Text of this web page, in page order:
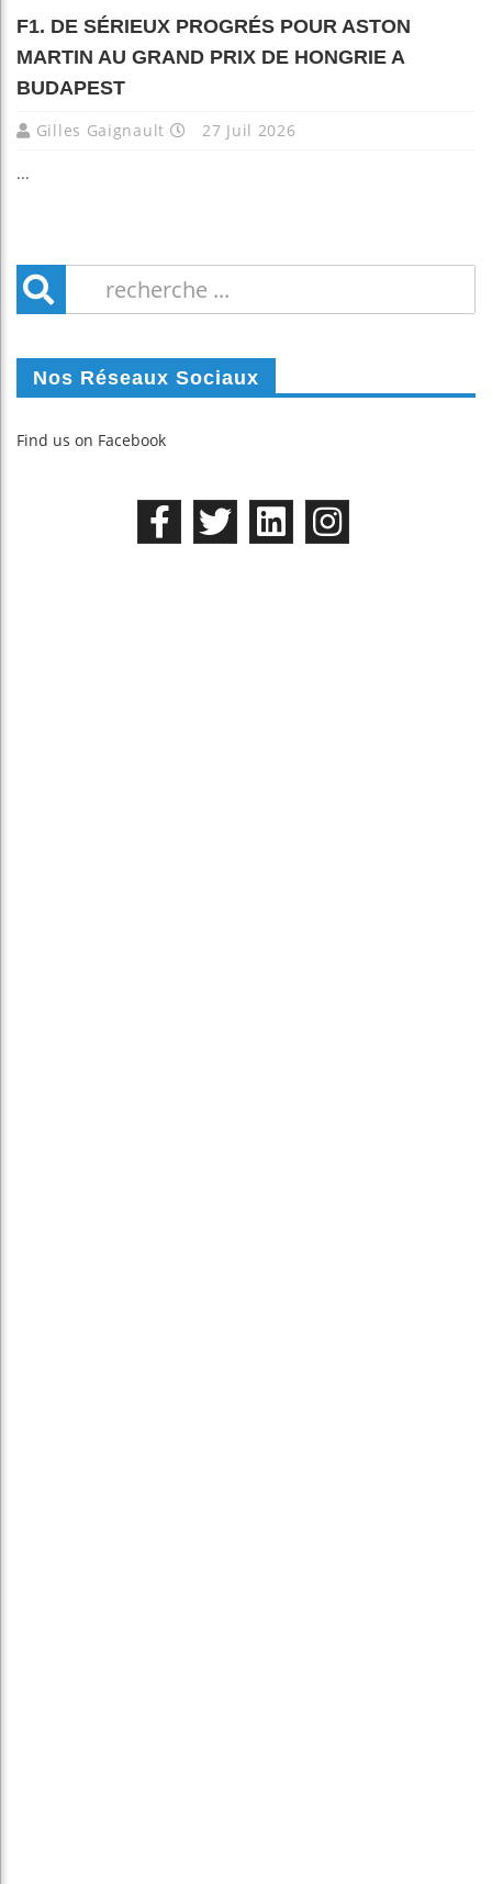
F1. DE SÉRIEUX PROGRÉS POUR ASTON
MARTIN AU GRAND PRIX DE HONGRIE A
BUDAPEST
Gilles Gaignault 27 Juil 2026
...
Nos Réseaux Sociaux
Find us on Facebook